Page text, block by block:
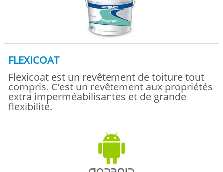
FLEXICOAT
Flexicoat est un revêtement de toiture tout
compris. C’est un revêtement aux propriétés
extra imperméabilisantes et de grande
flexibilité.